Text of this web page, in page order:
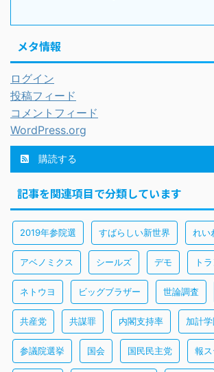
メタ情報
ログイン
投稿フィード
コメントフィード
WordPress.org
購読する
記事を関連項目で分類しています
2019年参院選 すばらしい新世界 れい
アベノミクス シールズ デモ ト
ネトウヨ ビッグブラザー 世論調査
共産党 共謀罪 内閣支持率 加計
参議院選挙 国会 国民民主党 報ス